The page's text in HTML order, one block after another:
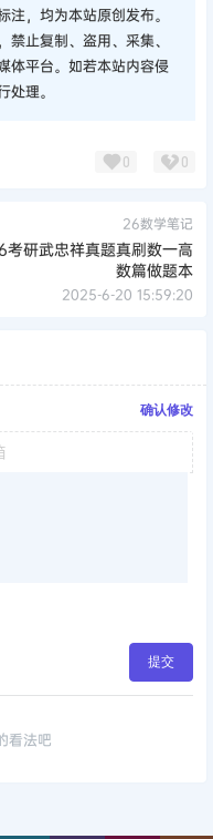
，均为本站原创发布。
止复制、盗用、采集、
体平台。如若本站内容侵
理。
0 0
26数学笔记
考研武忠祥真题真刷数一高
数篇做题本
2025-6-20 15:59:20
确认修改
提交
看法吧